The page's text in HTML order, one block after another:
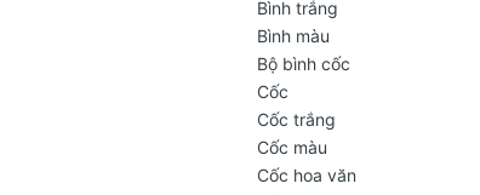
Bình trắng
Bình màu
Bộ bình cốc
Cốc
Cốc trắng
Cốc màu
Cốc hoa văn